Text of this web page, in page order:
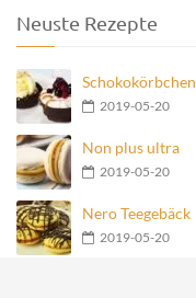
Neuste Rezepte
Schokokörbchen
2019-05-20
Non plus ultra
2019-05-20
Nero Teegebäck
2019-05-20